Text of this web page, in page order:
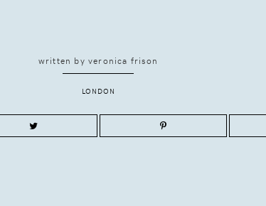
written byveronica frison
LONDON